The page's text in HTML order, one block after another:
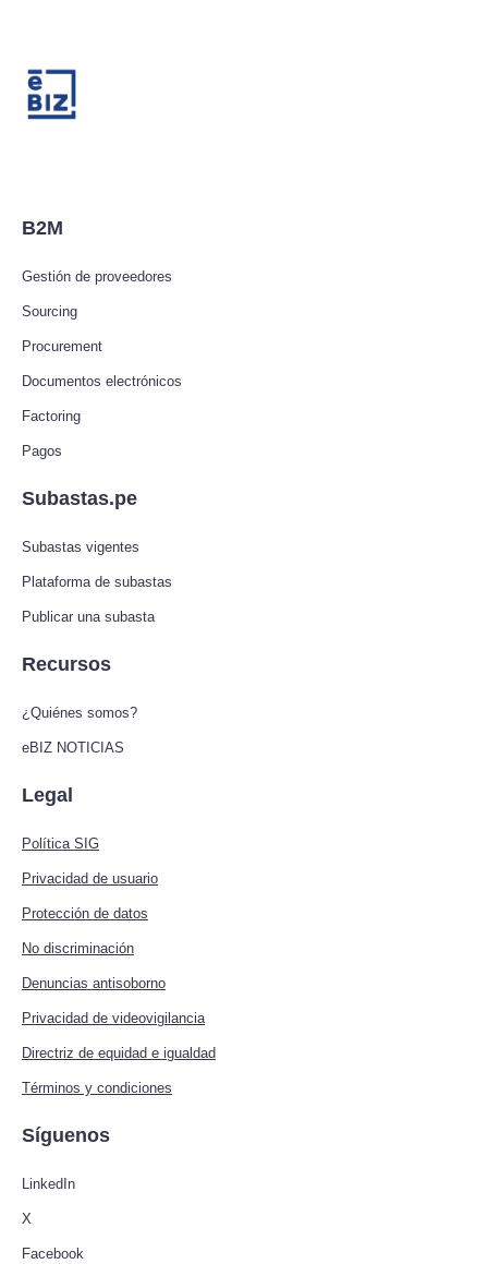
B2M
Gestión de proveedores
Sourcing
Procurement
Documentos electrónicos
Factoring
Pagos
Subastas.pe
Subastas vigentes
Plataforma de subastas
Publicar una subasta
Recursos
¿Quiénes somos?
eBIZ NOTICIAS
Legal
Política SIG
Privacidad de usuario
Protección de datos
No discriminación
Denuncias antisoborno
Privacidad de videovigilancia
Directriz de equidad e igualdad
Términos y condiciones
Síguenos
LinkedIn
X
Facebook